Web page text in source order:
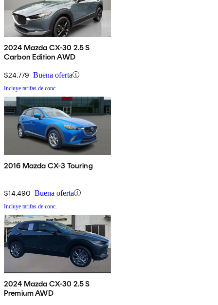
2024 Mazda CX-30 2.5 S
Carbon Edition AWD
$24,779 Buena oferta
Incluye tarifas de conc.
2016 Mazda CX-3 Touring
$14,490 Buena oferta
Incluye tarifas de conc.
2024 Mazda CX-30 2.5 S
Premium AWD